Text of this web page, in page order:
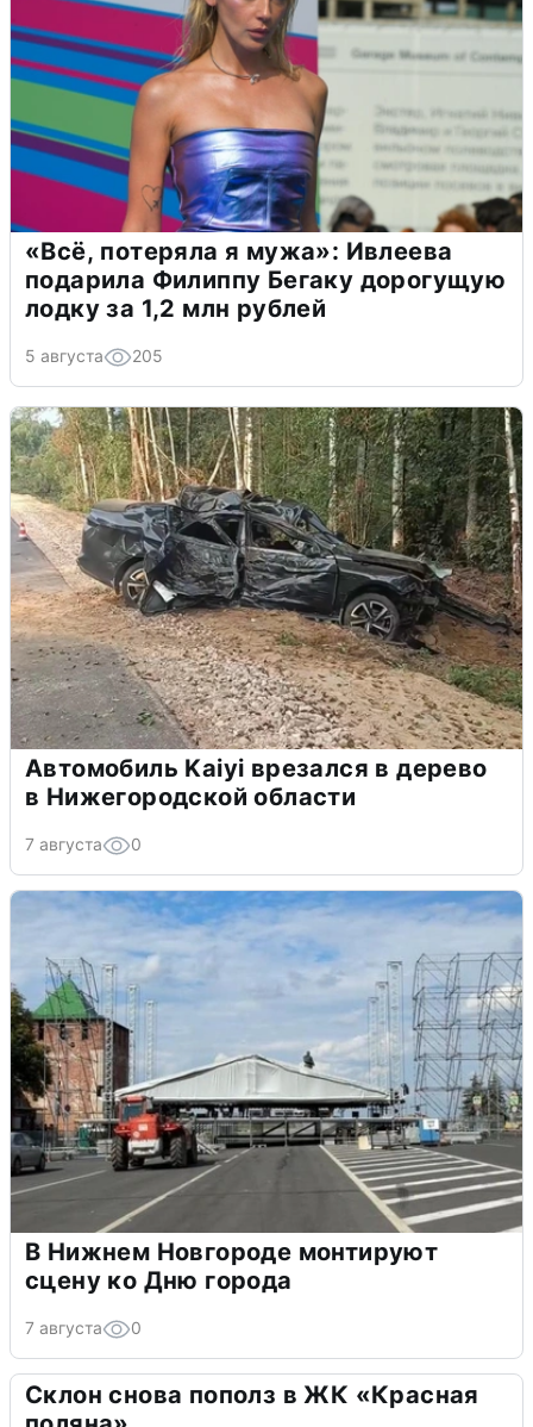
«Всё, потеряла я мужа»: Ивлеева
подарила Филиппу Бегаку дорогущую
лодку за 1,2 млн рублей
5 августа 205
Автомобиль Kaiyi врезался в дерево
в Нижегородской области
7 августа 0
В Нижнем Новгороде монтируют
сцену ко Дню города
7 августа 0
Склон снова пополз в ЖК «Красная